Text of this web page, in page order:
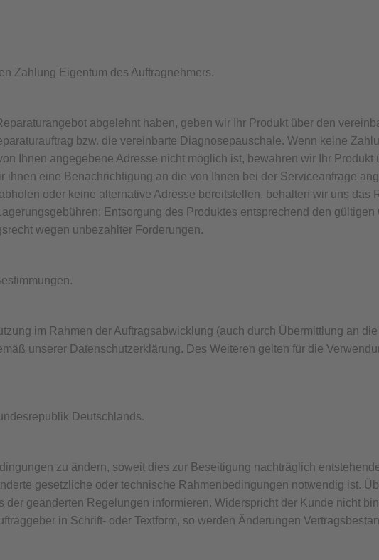
Zahlung Eigentum des Auftragnehmers.
abgelehnt haben, geben wir Ihr Produkt über den
bzw. die vereinbarte Diagnosepauschale. Wenn keine
Ihnen angegebene Adresse nicht möglich ist, bewahren wir Ihr Produkt
ihnen eine Benachrichtigung an die von Ihnen bei der Serviceanfrage
oder keine alternative Adresse bereitstellen, behalten wir uns das
Entsorgung des Produktes entsprechend den gültigen
wegen unbezahlter Forderungen.
im Rahmen der Auftragsabwicklung (auch durch Übermittlung an
unserer Datenschutzerklärung. Des Weiteren gelten für die
Deutschlands.
zu ändern, soweit dies zur Beseitigung nachträglich
gesetzliche oder technische Rahmenbedingungen notwendig ist.
geänderten Regelungen informieren. Widerspricht der Kunde nicht
in Schrift- oder Textform, so werden Änderungen